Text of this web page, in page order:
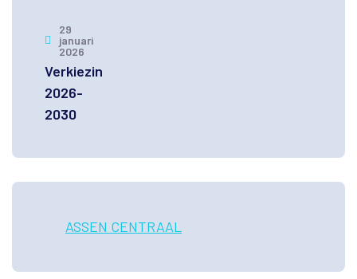
Verkiezingsprogramma
2026-
2030
29
januari
2026
ASSEN CENTRAAL